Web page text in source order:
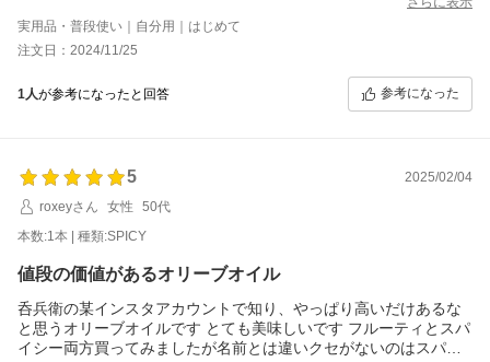
実用品・普段使い｜自分用｜はじめて
注文日：2024/11/25
1人が参考になったと回答 参考になった
5
2025/02/04
roxeyさん
女性
50代
本数:1本 | 種類:SPICY
値段の価値があるオリーブオイル
呑兵衛の某インスタアカウントで知り、やっぱり高いだけあるな
と思うオリーブオイルです とても美味しいです フルーティとスパ
イシー両方買ってみましたが名前とは違いクセがないのはスパイ